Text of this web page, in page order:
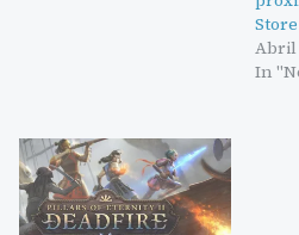
Store
Abril
In